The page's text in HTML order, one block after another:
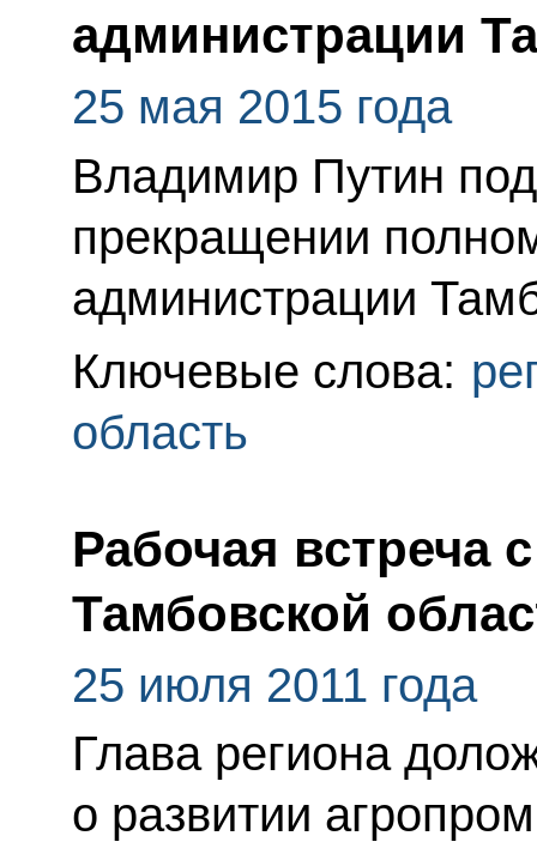
администрации
25 мая 2015 года
Владимир Путин
прекращении
администрации
Ключевые слова:
область
Рабочая встреча
Тамбовской
25 июля 2011 года
Глава региона
о развитии